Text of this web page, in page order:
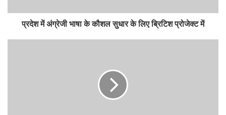
प्रदेश में अंग्रेजी भाषा के कौशल सुधार के लिए ब्रिटिश प्रोजेक्ट में